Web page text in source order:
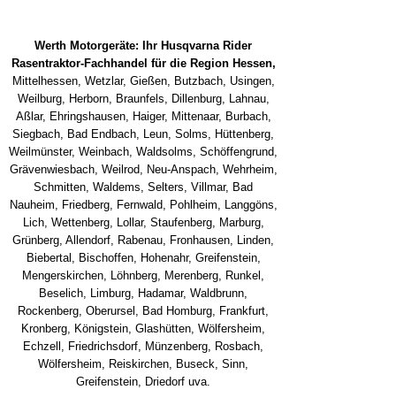
Werth Motorgeräte: Ihr Husqvarna Rider
Rasentraktor-Fachhandel für die Region Hessen,
Mittelhessen, Wetzlar, Gießen, Butzbach, Usingen,
Weilburg, Herborn, Braunfels, Dillenburg, Lahnau,
Aßlar, Ehringshausen, Haiger, Mittenaar, Burbach,
Siegbach, Bad Endbach, Leun, Solms, Hüttenberg,
Weilmünster, Weinbach, Waldsolms, Schöffengrund,
Grävenwiesbach, Weilrod, Neu-Anspach, Wehrheim,
Schmitten, Waldems, Selters, Villmar, Bad
Nauheim, Friedberg, Fernwald, Pohlheim, Langgöns,
Lich, Wettenberg, Lollar, Staufenberg, Marburg,
Grünberg, Allendorf, Rabenau, Fronhausen, Linden,
Biebertal, Bischoffen, Hohenahr, Greifenstein,
Mengerskirchen, Löhnberg, Merenberg, Runkel,
Beselich, Limburg, Hadamar, Waldbrunn,
Rockenberg, Oberursel, Bad Homburg, Frankfurt,
Kronberg, Königstein, Glashütten, Wölfersheim,
Echzell, Friedrichsdorf, Münzenberg, Rosbach,
Wölfersheim, Reiskirchen, Buseck, Sinn,
Greifenstein, Driedorf uva.